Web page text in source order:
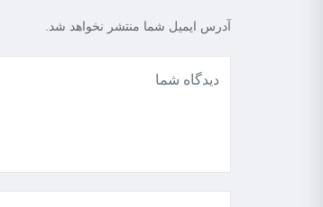
آدرس ایمیل شما منتشر نخواهد شد.